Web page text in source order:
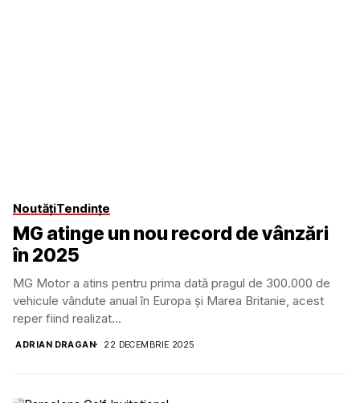
NoutățiTendințe
MG atinge un nou record de vânzări
în 2025
MG Motor a atins pentru prima dată pragul de 300.000 de
vehicule vândute anual în Europa și Marea Britanie, acest
reper fiind realizat...
ADRIAN DRAGAN 22 DECEMBRIE 2025